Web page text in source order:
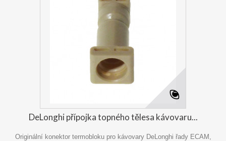
DeLonghi přípojka topného tělesa kávovaru...
Originální konektor termobloku pro kávovary DeLonghi řady ECAM,